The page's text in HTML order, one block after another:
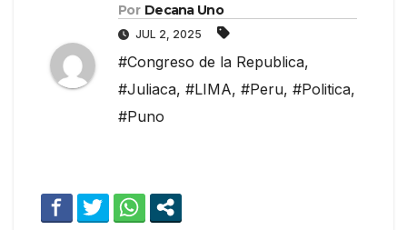
Por Decana Uno
JUL 2, 2025
#Congreso de la Republica,
#Juliaca, #LIMA, #Peru, #Politica,
#Puno